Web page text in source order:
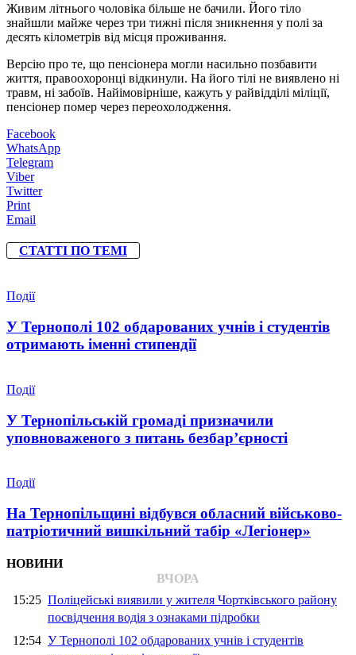
Живим літнього чоловіка більше не бачили. Його тіло
знайшли майже через три тижні після зникнення у полі за
десять кілометрів від місця проживання.
Версію про те, що пенсіонера могли насильно позбавити
життя, правоохоронці відкинули. На його тілі не виявлено ні
травм, ні забоїв. Найімовірніше, кажуть у райвідділі міліції,
пенсіонер помер через переохолодження.
Facebook
WhatsApp
Telegram
Viber
Twitter
Print
Email
СТАТТІ ПО ТЕМІ
Події
У Тернополі 102 обдарованих учнів і студентів
отримають іменні стипендії
Події
У Тернопільській громаді призначили
уповноваженого з питань безбар’єрності
Події
На Тернопільщині відбувся обласний військово-
патріотичний вишкільний табір «Легіонер»
НОВИНИ
ВЧОРА
15:25 Поліцейські виявили у жителя Чортківського району
посвідчення водія з ознаками підробки
12:54 У Тернополі 102 обдарованих учнів і студентів